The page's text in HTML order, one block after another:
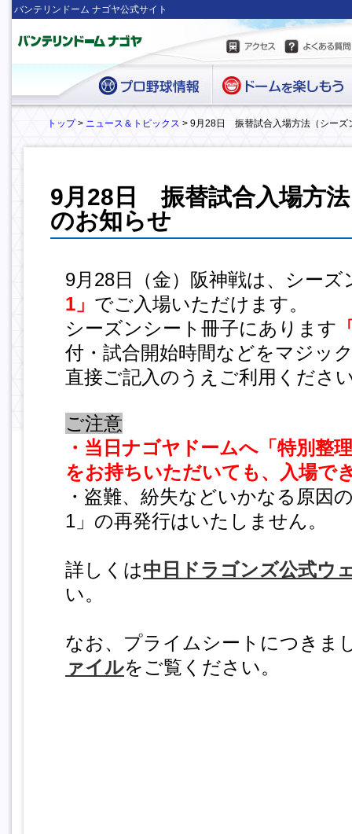
バンテリンドーム ナゴヤ公式サイト
トップ> ニュース＆トピックス > 9月28日 振替試合入場方法（シーズ
9月28日 振替試合入場方
のお知らせ
9月28日（金）阪神戦は、シーズ
1」 でご入場いただけます。
シーズンシート冊子にあります
付・試合開始時間などをマジッ
直接ご記入のうえご利用くださ
ご注意
・当日ナゴヤドームへ「特別整
をお持ちいただいても、入場で
・盗難、紛失などいかなる原因
1」の再発行はいたしません。
詳しくは中日ドラゴンズ公式ウ
い。
なお、プライムシートにつきま
ァイルをご覧ください。